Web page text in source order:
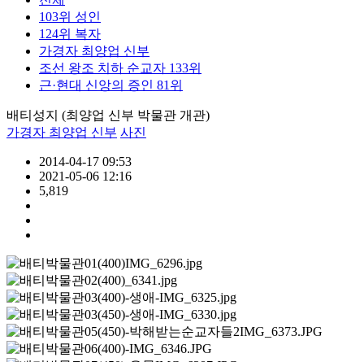
103위 성인
124위 복자
가경자 최양업 신부
조선 왕조 치하 순교자 133위
근·현대 신앙의 증인 81위
배티성지 (최양업 신부 박물관 개관)
가경자 최양업 신부 사진
2014-04-17 09:53
2021-05-06 12:16
5,819